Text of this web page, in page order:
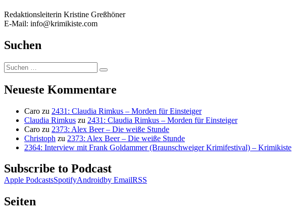
Redaktionsleiterin Kristine Greßhöner
E-Mail: info@krimikiste.com
Suchen
Suchen
nach:
Suchen
Neueste Kommentare
Caro zu 2431: Claudia Rimkus – Morden für Einsteiger
Claudia Rimkus zu 2431: Claudia Rimkus – Morden für Einsteiger
Caro zu 2373: Alex Beer – Die weiße Stunde
Christoph zu 2373: Alex Beer – Die weiße Stunde
2364: Interview mit Frank Goldammer (Braunschweiger Krimifestival) – Krimikiste
Subscribe to Podcast
Apple PodcastsSpotifyAndroidby EmailRSS
Seiten